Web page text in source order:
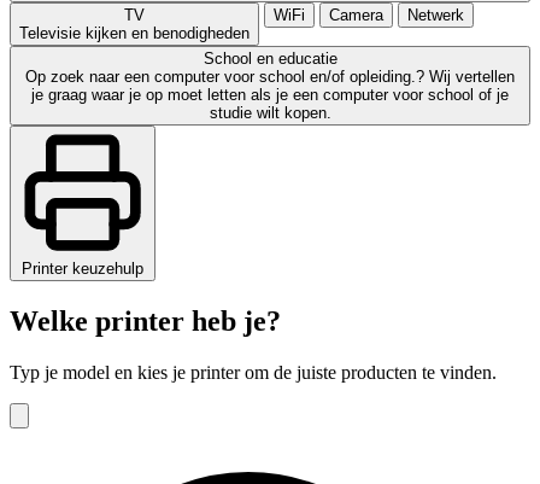
TV
Televisie kijken en benodigheden
WiFi Camera Netwerk
School en educatie
Op zoek naar een computer voor school en/of opleiding.? Wij vertellen
je graag waar je op moet letten als je een computer voor school of je
studie wilt kopen.
Printer keuzehulp
Welke printer heb je?
Typ je model en kies je printer om de juiste producten te vinden.